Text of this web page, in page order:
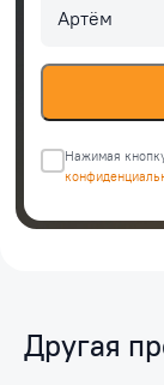
Артём
Нажимая
Другая